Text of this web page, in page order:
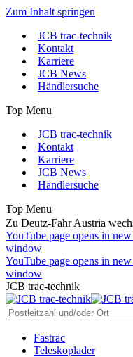
Zum Inhalt springen
JCB trac-technik
Kontakt
Karriere
JCB News
Händlersuche
Top Menu
JCB trac-technik
Kontakt
Karriere
JCB News
Händlersuche
Top Menu
Zu Deutz-Fahr Austria
YouTube page opens in
window
YouTube page opens in
window
JCB trac-technik
Fastrac
Teleskoplader